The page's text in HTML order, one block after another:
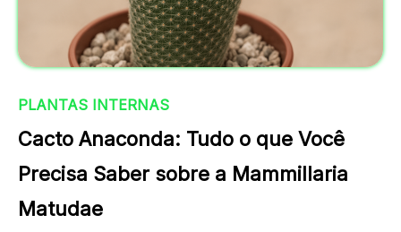
PLANTAS INTERNAS
Cacto Anaconda: Tudo o que Você
Precisa Saber sobre a Mammillaria
Matudae